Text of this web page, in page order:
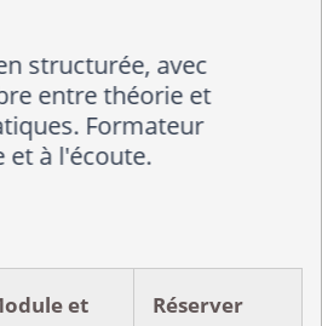
a été patient et à
nos questions
et
Réserver